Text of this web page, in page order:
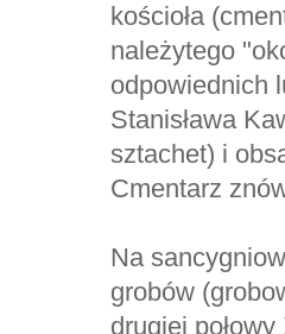
kościoła
należytego
odpowiednich
Stanisława
sztachet) i
Cmentarz
Na
grobów
drugiej